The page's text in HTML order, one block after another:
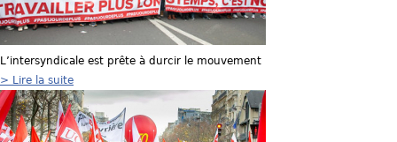
L’intersyndicale est prête à durcir le mouvement
> Lire la suite